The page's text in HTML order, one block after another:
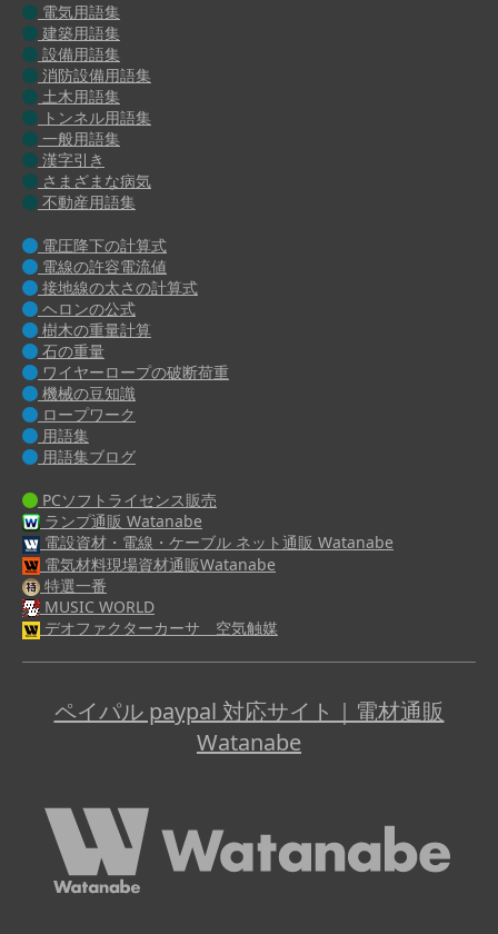
電気用語集
建築用語集
設備用語集
消防設備用語集
土木用語集
トンネル用語集
一般用語集
漢字引き
さまざまな病気
不動産用語集
電圧降下の計算式
電線の許容電流値
接地線の太さの計算式
ヘロンの公式
樹木の重量計算
石の重量
ワイヤーロープの破断荷重
機械の豆知識
ロープワーク
用語集
用語集ブログ
PCソフトライセンス販売
ランプ通販 Watanabe
電設資材・電線・ケーブル ネット通販 Watanabe
電気材料現場資材通販Watanabe
特選一番
MUSIC WORLD
デオファクターカーサ 空気触媒
ペイパル paypal 対応サイト｜電材通販
Watanabe